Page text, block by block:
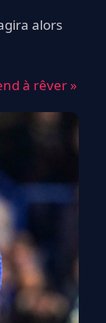
alors
à rêver »